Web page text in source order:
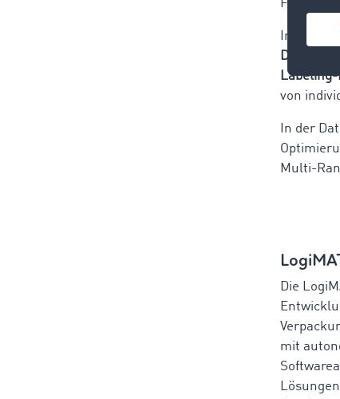
Faktor
Im
Display
von
In der
Multi-
Die
mit